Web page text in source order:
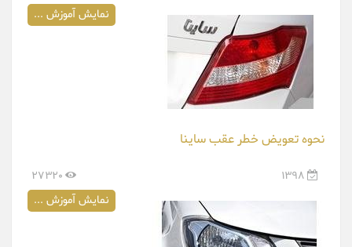
نمایش آموزش ...
نحوه تعویض خطر عقب ساینا
1398
27320
نمایش آموزش ...